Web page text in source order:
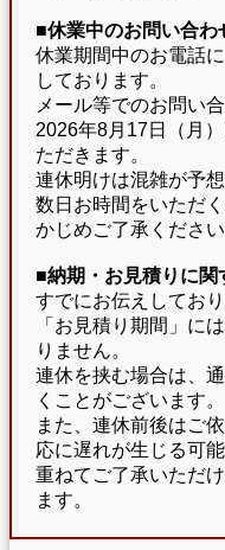
■休業中のお問い合わ
休業期間中のお電話
しております。
メール等でのお問い
2026年8月17日（月
ただきます。
連休明けは混雑が予
数日お時間をいただ
かじめご了承ください
■納期・お見積りに関
すでにお伝えしてお
「お見積り期間」に
りません。
連休を挟む場合は、
くことがございます。
また、連休前後はご
応に遅れが生じる可
重ねてご了承いただ
ます。